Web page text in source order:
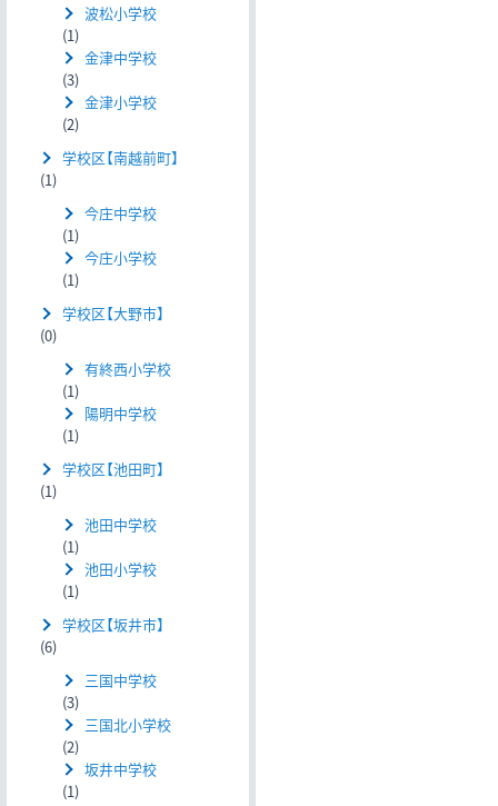
波松小学校
(1)
金津中学校
(3)
金津小学校
(2)
学校区【南越前町】
(1)
今庄中学校
(1)
今庄小学校
(1)
学校区【大野市】
(0)
有終西小学校
(1)
陽明中学校
(1)
学校区【池田町】
(1)
池田中学校
(1)
池田小学校
(1)
学校区【坂井市】
(6)
三国中学校
(3)
三国北小学校
(2)
坂井中学校
(1)